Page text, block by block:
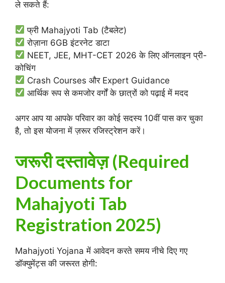
ले सकते हैं:
फ्री Mahajyoti Tab (टैबलेट)
रोज़ाना 6GB इंटरनेट डाटा
NEET, JEE, MHT-CET 2026 के लिए ऑनलाइन प्री-
कोचिंग
Crash Courses और Expert Guidance
आर्थिक रूप से कमजोर वर्गों के छात्रों को पढ़ाई में मदद
अगर आप या आपके परिवार का कोई सदस्य 10वीं पास कर चुका
है, तो इस योजना में ज़रूर रजिस्ट्रेशन करें।
जरूरी दस्तावेज़ (Required
Documents for
Mahajyoti Tab
Registration 2025)
Mahajyoti Yojana में आवेदन करते समय नीचे दिए गए
डॉक्युमेंट्स की जरूरत होगी: